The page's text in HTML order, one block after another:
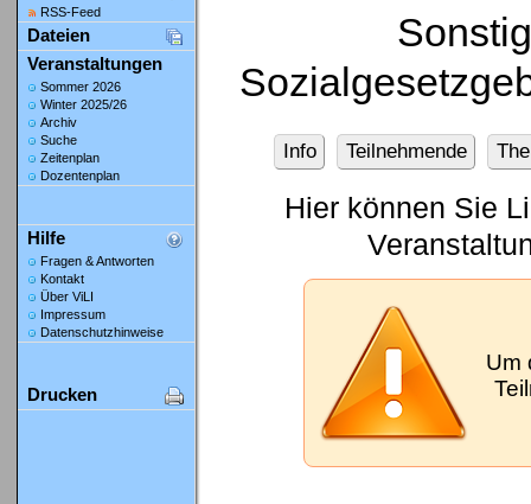
RSS-Feed
Dateien
Veranstaltungen
Sommer 2026
Winter 2025/26
Archiv
Suche
Zeitenplan
Dozentenplan
Hilfe
Fragen & Antworten
Kontakt
Über ViLI
Impressum
Datenschutzhinweise
Drucken
Info Teilnehmende
Hier können Sie
Um